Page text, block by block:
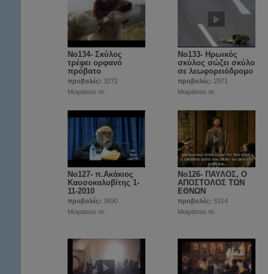
Νο134- Σκύλος
τρέφει ορφανό
πρόβατο
προβολές: 3272
Μοιράσου το..
No133- Ηρωικός
σκύλος σώζει σκύλο
σε λεωφορειόδρομο
προβολές: 2971
Μοιράσου το..
Νο127- π.Ακάκιος
Καυσοκαλυβίτης 1-
11-2010
προβολές: 3690
Μοιράσου το..
Νο126- ΠΑΥΛΟΣ, Ο
ΑΠΟΣΤΟΛΟΣ ΤΩΝ
ΕΘΝΩΝ
προβολές: 5314
Μοιράσου το..